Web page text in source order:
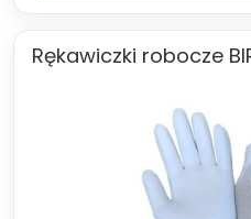
Rękawiczki robocze